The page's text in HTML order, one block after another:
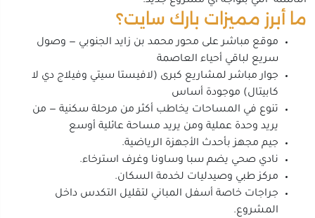
ما أبرز مميزات بارك سايت؟
موقع مباشر على محور محمد بن زايد الجنوبي — وصول
سريع لباقي أحياء العاصمة
جوار مباشر لمشاريع كبرى (لافيستا سيتي وفيلاج دي لا
كابيتال) موجودة أساس
تنوع في المساحات يخاطب أكثر من مرحلة سكنية — من
يريد وحدة عملية ومن يريد مساحة عائلية أوسع
جيم مجهز بأحدث الأجهزة الرياضية.
نادي صحي يضم سبا وساونا وغرف استرخاء.
مركز طبي وصيدليات لخدمة السكان.
جراجات خاصة أسفل المباني لتقليل التكدس داخل
المشروع.